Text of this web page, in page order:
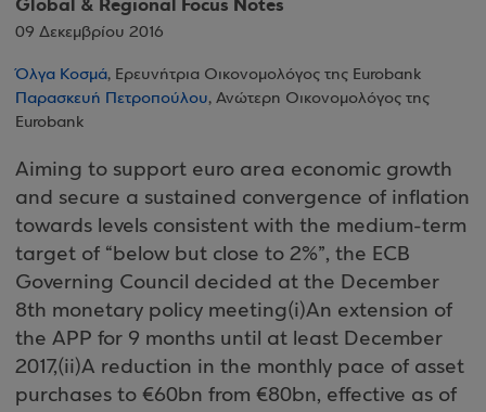
09 Δεκεμβρίου 2016
Όλγα Κοσμά, Ερευνήτρια Οικονομολόγος της Eurobank
Παρασκευή Πετροπούλου, Ανώτερη Οικονομολόγος της
Eurobank
Aiming to support euro area economic growth
and secure a sustained convergence of inflation
towards levels consistent with the medium-term
target of “below but close to 2%”, the ECB
Governing Council decided at the December
8th monetary policy meeting(i)An extension of
the APP for 9 months until at least December
2017,(ii)A reduction in the monthly pace of asset
purchases to €60bn from €80bn, effective as of